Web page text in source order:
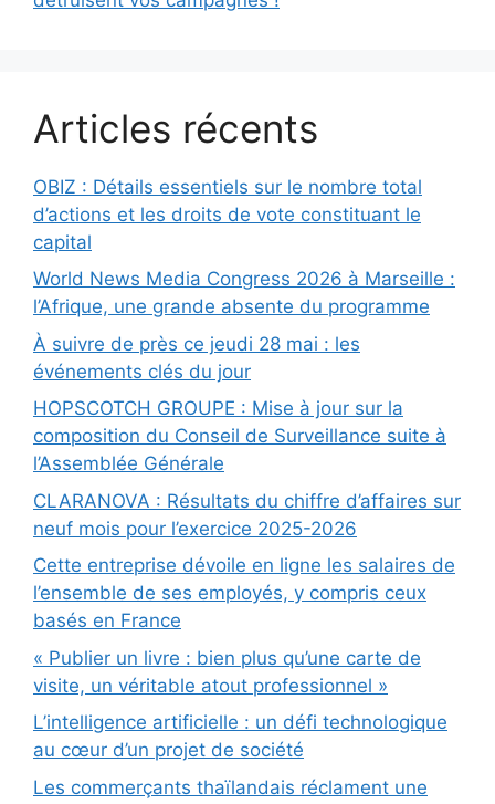
Articles récents
OBIZ : Détails essentiels sur le nombre total
d’actions et les droits de vote constituant le
capital
World News Media Congress 2026 à Marseille :
l’Afrique, une grande absente du programme
À suivre de près ce jeudi 28 mai : les
événements clés du jour
HOPSCOTCH GROUPE : Mise à jour sur la
composition du Conseil de Surveillance suite à
l’Assemblée Générale
CLARANOVA : Résultats du chiffre d’affaires sur
neuf mois pour l’exercice 2025-2026
Cette entreprise dévoile en ligne les salaires de
l’ensemble de ses employés, y compris ceux
basés en France
« Publier un livre : bien plus qu’une carte de
visite, un véritable atout professionnel »
L’intelligence artificielle : un défi technologique
au cœur d’un projet de société
Les commerçants thaïlandais réclament une